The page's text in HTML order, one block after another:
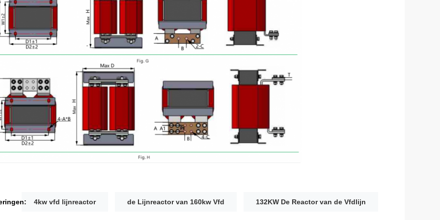
4kw vfd lijnreactor de Lijnreactor van 160kw Vfd 132KW De Reactor van de Vfdlijn